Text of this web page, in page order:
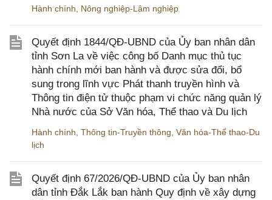
Hành chính Nông nghiệp-Lâm nghiệp
Quyết định 1844/QĐ-UBND của Ủy ban nhân dân
tỉnh Sơn La về việc công bố Danh mục thủ tục
hành chính mới ban hành và được sửa đổi, bổ
sung trong lĩnh vực Phát thanh truyền hình và
Thông tin điện tử thuộc phạm vi chức năng quản lý
Nhà nước của Sở Văn hóa, Thể thao và Du lịch
Hành chính Thông tin-Truyền thông Văn hóa-Thể thao-Du
lịch
Quyết định 67/2026/QĐ-UBND của Ủy ban nhân
dân tỉnh Đắk Lắk ban hành Quy định về xây dựng